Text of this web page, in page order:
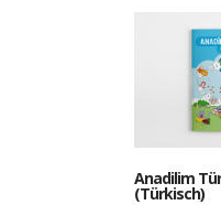
Anadilim
(Türkisch)